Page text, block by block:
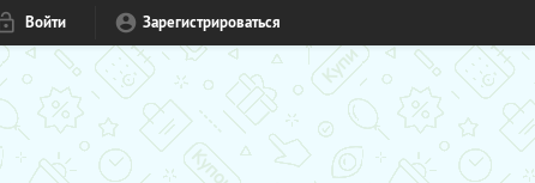
Войти Зарегистрироваться